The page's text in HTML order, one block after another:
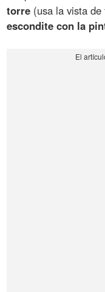
torre (usa la vista
escondite con la